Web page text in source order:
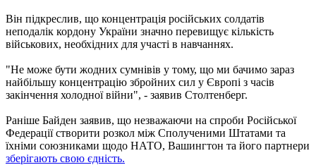
Він підкреслив, що концентрація російських солдатів
неподалік кордону України значно перевищує кількість
військових, необхідних для участі в навчаннях.
"Не може бути жодних сумнівів у тому, що ми бачимо зараз
найбільшу концентрацію збройних сил у Європі з часів
закінчення холодної війни", - заявив Столтенберг.
Раніше Байден заявив, що незважаючи на спроби Російської
Федерації створити розкол між Сполученими Штатами та
їхніми союзниками щодо НАТО, Вашингтон та його партнери
зберігають свою єдність.